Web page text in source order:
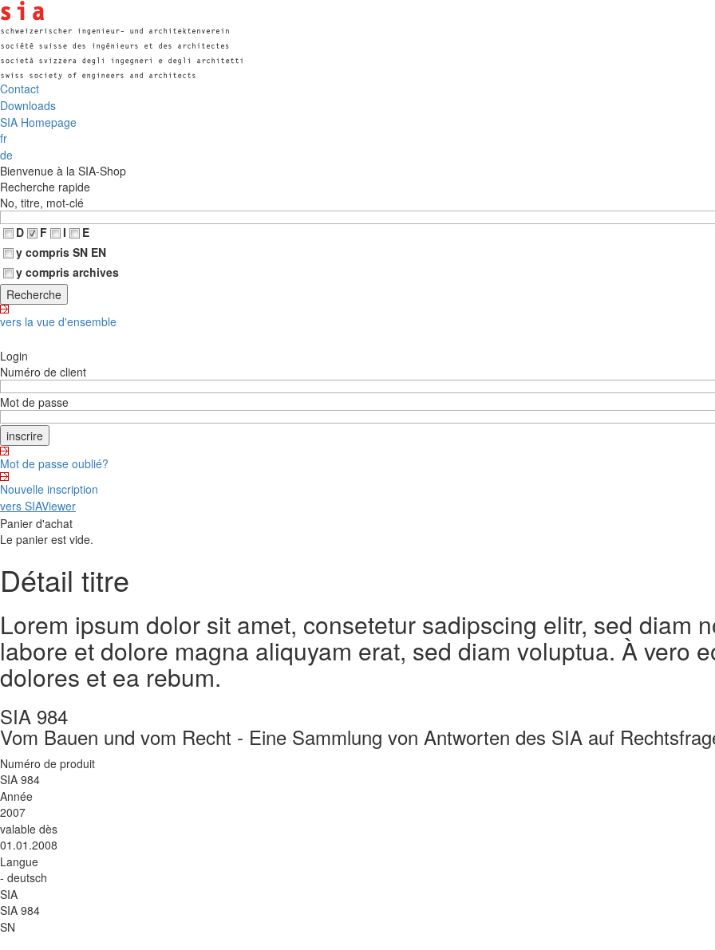
Contact
Downloads
SIA Homepage
fr
de
Bienvenue à la SIA-Shop
Recherche rapide
No, titre, mot-clé
D
F I
E
y compris SN EN
y compris archives
vers la vue d'ensemble
Login
Numéro de client
Mot de passe
Mot de passe oublié?
Nouvelle inscription
vers SIAViewer
Panier d'achat
Le panier est vide.
Détail titre
Lorem ipsum dolor sit amet, consetetur sadipscing elitr, sed diam
labore et dolore magna aliquyam erat, sed diam voluptua. À vero
dolores et ea rebum.
SIA 984
Vom Bauen und vom Recht - Eine Sammlung von Antworten des SIA auf
Numéro de produit
SIA 984
Année
2007
valable dès
01.01.2008
Langue
- deutsch
SIA
SIA 984
SN